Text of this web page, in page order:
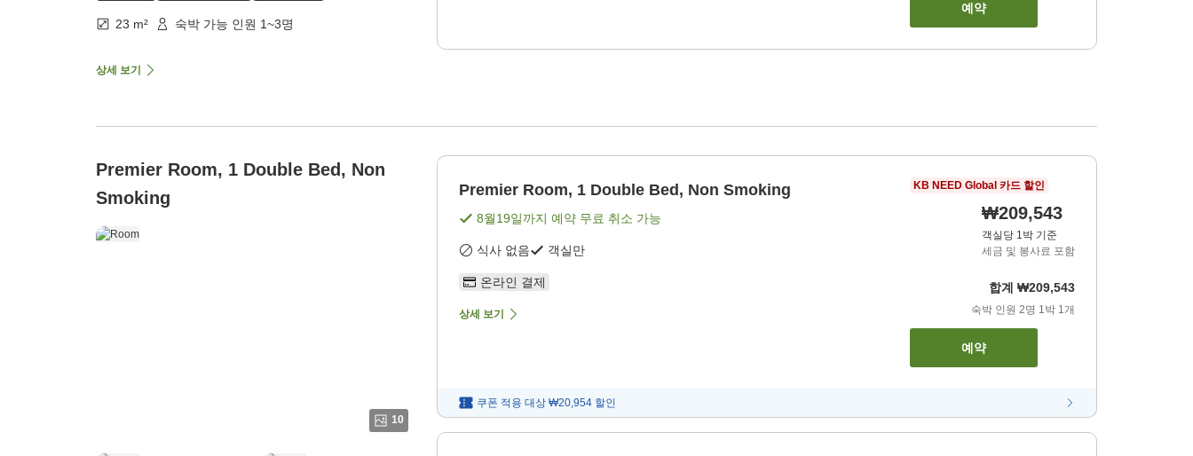
23 m² 숙박 가능 인원 1~3명
상세 보기
예약
Premier Room, 1 Double Bed, Non
Smoking
10
Premier Room, 1 Double Bed, Non Smoking
8월19일까지 예약 무료 취소 가능
식사 없음 객실만
온라인 결제
상세 보기
KB NEED Global 카드 할인
₩209,543
객실당 1박 기준
세금 및 봉사료 포함
합계 ₩209,543
숙박 인원 2명 1박 1개
예약
쿠폰 적용 대상 ₩20,954 할인